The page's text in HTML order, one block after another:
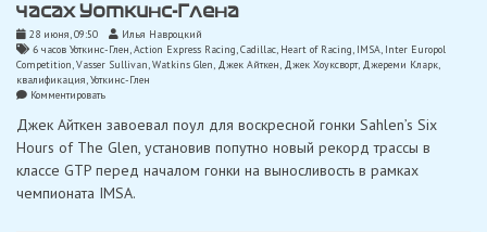
часах Уоткинс-Глена
28 июня, 09:50
Илья Навроцкий
6 часов Уоткинс-Глен,Action Express Racing,Cadillac, Heart of Racing, IMSA, Inter Europol
Competition,Vasser Sullivan,Watkins Glen, Джек Айткен, Джек Хоуксворт, Джереми Кларк
квалификация,Уоткинс-Глен
Комментироватьon
завоевал
поул
для
«Cadillac»
на
6
Джек Айткен завоевал поул для воскресной гонки Sahlen’s Six
Hours of The Glen, установив попутно новый рекорд трассы в
классе GTP перед началом гонки на выносливость в рамках
чемпионата IMSA.